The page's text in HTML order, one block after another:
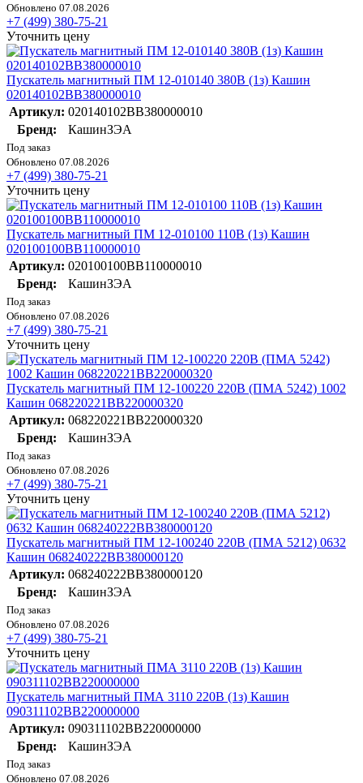
Обновлено 07.08.2026
+7 (499) 380-75-21
Уточнить цену
Пускатель магнитный ПМ 12-010140 380В (1з) Кашин
020140102ВВ380000010
Артикул: 020140102ВВ380000010
Бренд:
КашинЗЭА
Под заказ
Обновлено 07.08.2026
+7 (499) 380-75-21
Уточнить цену
Пускатель магнитный ПМ 12-010100 110В (1з) Кашин
020100100ВВ110000010
Артикул: 020100100ВВ110000010
Бренд:
КашинЗЭА
Под заказ
Обновлено 07.08.2026
+7 (499) 380-75-21
Уточнить цену
Пускатель магнитный ПМ 12-100220 220В (ПМА 5242) 1002
Кашин 068220221ВВ220000320
Артикул: 068220221ВВ220000320
Бренд:
КашинЗЭА
Под заказ
Обновлено 07.08.2026
+7 (499) 380-75-21
Уточнить цену
Пускатель магнитный ПМ 12-100240 220В (ПМА 5212) 0632
Кашин 068240222ВВ380000120
Артикул: 068240222ВВ380000120
Бренд:
КашинЗЭА
Под заказ
Обновлено 07.08.2026
+7 (499) 380-75-21
Уточнить цену
Пускатель магнитный ПМА 3110 220В (1з) Кашин
090311102ВВ220000000
Артикул: 090311102ВВ220000000
Бренд:
КашинЗЭА
Под заказ
Обновлено 07.08.2026